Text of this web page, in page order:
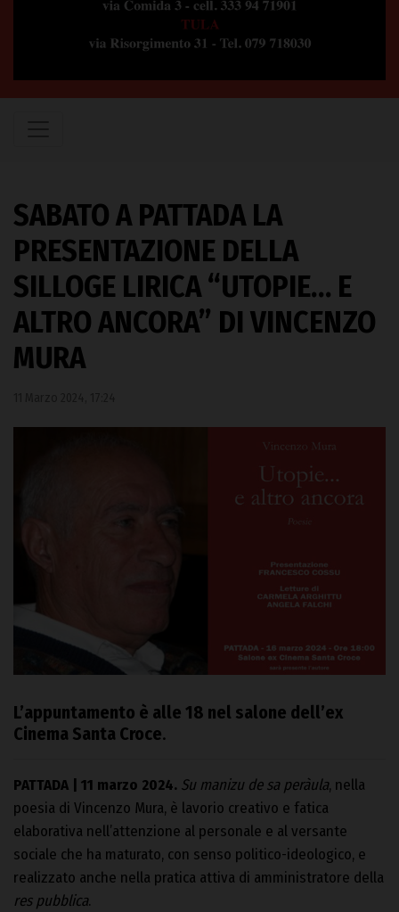
SABATO A PATTADA LA
PRESENTAZIONE DELLA
SILLOGE LIRICA “UTOPIE… E
ALTRO ANCORA” DI VINCENZO
MURA
L’appuntamento è alle 18 nel salone dell’ex
Cinema Santa Croce.
PATTADA | 11 marzo 2024. Su manizu de sa peràula, nella
poesia di Vincenzo Mura, è lavorio creativo e fatica
elaborativa nell’attenzione al personale e al versante
sociale che ha maturato, con senso politico-ideologico, e
realizzato anche nella pratica attiva di amministratore della
res pubblica.